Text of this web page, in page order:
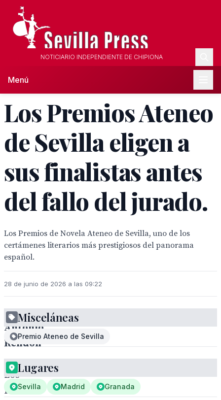
NOTICIARIO INDEPENDIENTE DE CHIPIONA
Menú
Los Premios Ateneo
de Sevilla eligen a
sus finalistas antes
del fallo del jurado.
Los Premios de Novela Ateneo de Sevilla, uno de los
certámenes literarios más prestigiosos del panorama
español.
28 de junio de 2026 a las 09:22
Antonio
Rendon
.
Los
Premios
Misceláneas
Premio Ateneo de Sevilla
Lugares
Sevilla Madrid Granada